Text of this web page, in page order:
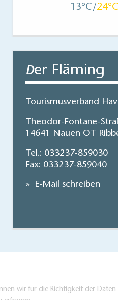
13 24
Der Fläming
Tourismusverband
Theodor-Fontane-
14641 Nauen OT
Tel.: 033237-859030
Fax: 033237-859040
E-Mail schreiben
wir für die Richtigkeit der